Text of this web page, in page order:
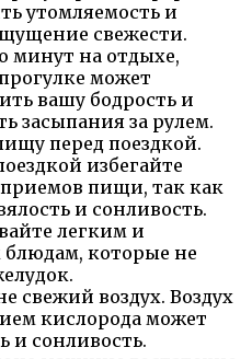
утомляемость и
свежести.
минут на отдыхе,
может
вашу бодрость и
засыпания за рулем.
перед поездкой.
избегайте
пищи, так как
и сонливость.
легким и
которые не
свежий воздух. Воздух
кислорода может
и сонливость.